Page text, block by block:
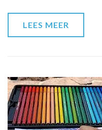
LEES MEER